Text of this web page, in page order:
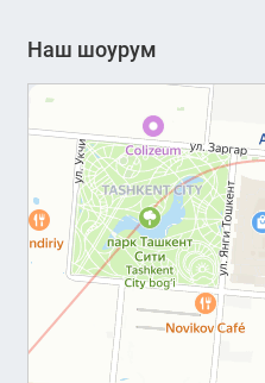
Наш шоурум